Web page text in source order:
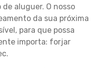
aluguer. O nosso
da sua próxima
para que possa
importa: forjar